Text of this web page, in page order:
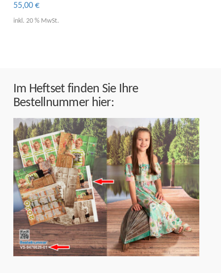
55,00 €
inkl. 20 % MwSt.
Im Heftset finden Sie Ihre
Bestellnummer hier: